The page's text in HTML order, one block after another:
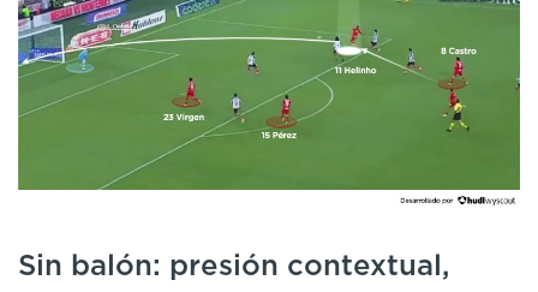
Sin balón: presión contextual,